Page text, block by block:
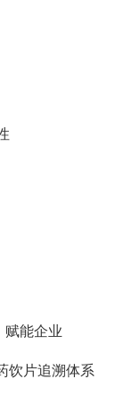
能企业
片追溯体系